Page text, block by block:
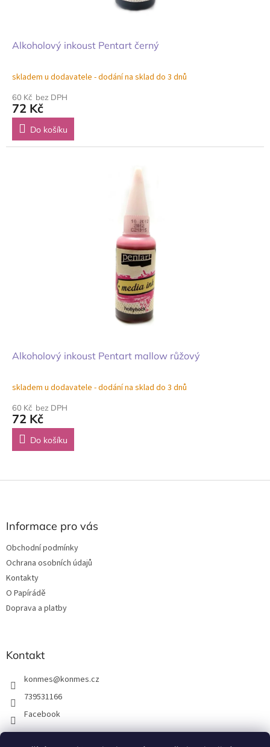
Alkoholový inkoust Pentart černý
skladem u dodavatele - dodání na sklad do 3 dnů
60 Kč bez DPH
72 Kč
Do košíku
Alkoholový inkoust Pentart mallow růžový
skladem u dodavatele - dodání na sklad do 3 dnů
60 Kč bez DPH
72 Kč
Do košíku
Z
Informace pro vás
Obchodní podmínky
Ochrana osobních údajů
Kontakty
O Papírádě
Doprava a platby
Kontakt
konmes@konmes.cz
739531166
Facebook